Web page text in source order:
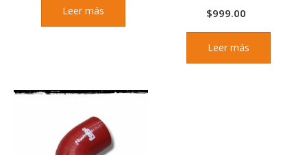
Leer más $999.00
Leer más